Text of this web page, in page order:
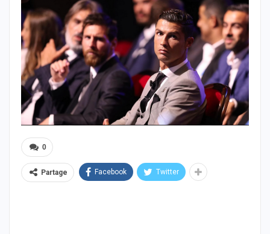
0
Partage Facebook Twitter